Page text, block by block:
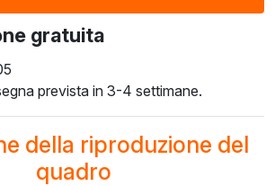
€116.96
€116.96
€110.90
145.26
F5130-204 F6035-220
gratuita
prevista in 3-4 settimane.
della riproduzione del
quadro